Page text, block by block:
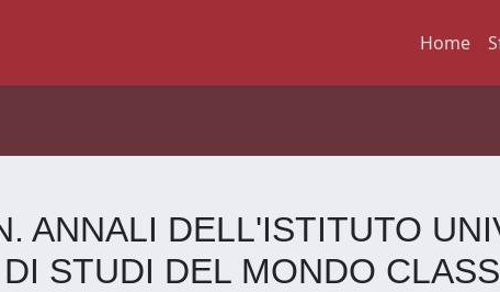
Home
ANNALI DELL'ISTITUTO
STUDI DEL MONDO